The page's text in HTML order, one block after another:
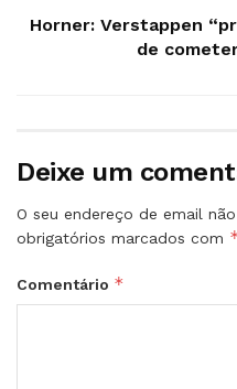
Horner: Verstappen
de
Deixe um
O seu endereço de email
obrigatórios marcados com
Comentário *